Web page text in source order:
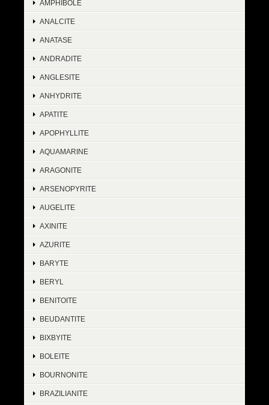
AMPHIBOLE
ANALCITE
ANATASE
ANDRADITE
ANGLESITE
ANHYDRITE
APATITE
APOPHYLLITE
AQUAMARINE
ARAGONITE
ARSENOPYRITE
AUGELITE
AXINITE
AZURITE
BARYTE
BERYL
BENITOITE
BEUDANTITE
BIXBYITE
BOLEITE
BOURNONITE
BRAZILIANITE